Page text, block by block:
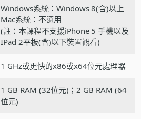
Windows系統：Windows 8(含)以上
Mac系統：不適用
(註：本課程不支援iPhone 5 手機以及
IPad 2平板(含)以下裝置觀看)
1 GHz或更快的x86或x64位元處理器
1 GB RAM (32位元)；2 GB RAM (64
位元)